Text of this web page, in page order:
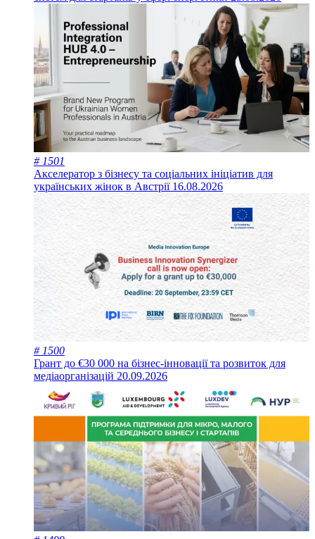
# 1501
Акселератор з бізнесу та соціальних ініціатив для
українських жінок в Австрії 16.08.2026
# 1500
Грант до €30 000 на бізнес-інновації та розвиток для
медіаорганізацій 20.09.2026